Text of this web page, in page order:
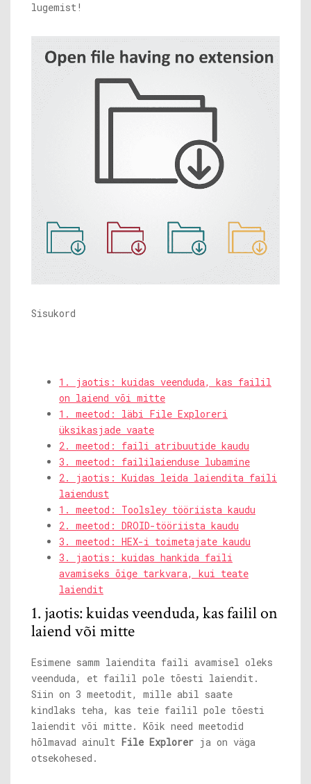
lugemist!
Sisukord
1. jaotis: kuidas veenduda, kas failil
on laiend või mitte
1. meetod: läbi File Exploreri
üksikasjade vaate
2. meetod: faili atribuutide kaudu
3. meetod: faililaienduse lubamine
2. jaotis: Kuidas leida laiendita faili
laiendust
1. meetod: Toolsley tööriista kaudu
2. meetod: DROID-tööriista kaudu
3. meetod: HEX-i toimetajate kaudu
3. jaotis: kuidas hankida faili
avamiseks õige tarkvara, kui teate
laiendit
1. jaotis: kuidas veenduda, kas failil on
laiend või mitte
Esimene samm laiendita faili avamisel oleks
veenduda, et failil pole tõesti laiendit.
Siin on 3 meetodit, mille abil saate
kindlaks teha, kas teie failil pole tõesti
laiendit või mitte. Kõik need meetodid
hõlmavad ainult File Explorer ja on väga
otsekohesed.